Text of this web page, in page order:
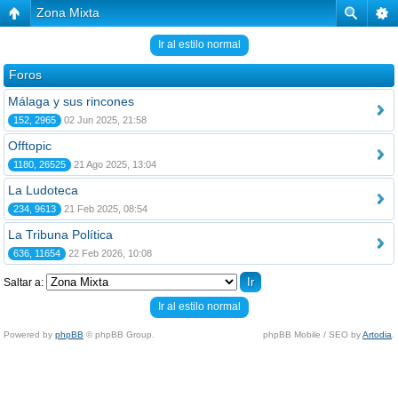
Zona Mixta
Ir al estilo normal
Foros
Málaga y sus rincones
152, 2965 02 Jun 2025, 21:58
Offtopic
1180, 26525 21 Ago 2025, 13:04
La Ludoteca
234, 9613 21 Feb 2025, 08:54
La Tribuna Política
636, 11654 22 Feb 2026, 10:08
Saltar a:
Ir al estilo normal
Powered by phpBB © phpBB Group. phpBB Mobile / SEO byArtodia